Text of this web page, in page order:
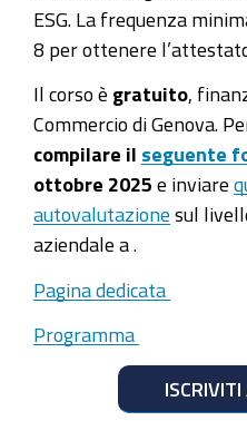
ESG. La frequenza
8 per ottenere
Il corso è gratuito ,
Commercio di Genova.
compilare il seguente
ottobre 2025 e inviare
autovalutazione sul
aziendale a
Pagina dedicata
Programma
ISCRIVITI